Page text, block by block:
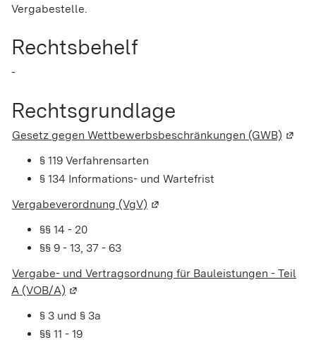
Vergabestelle.
Rechtsbehelf
-
Rechtsgrundlage
Gesetz gegen Wettbewerbsbeschränkungen (GWB)
§ 119 Verfahrensarten
§ 134 Informations- und Wartefrist
Vergabeverordnung (VgV) (Wird in einem neuen Fenster
§§ 14 - 20
§§ 9 - 13, 37 - 63
Vergabe- und Vertragsordnung für Bauleistungen - Teil
A (VOB/A) (Wird in einem neuen Fenster geöffnet)
§ 3 und § 3a
§§ 11 - 19